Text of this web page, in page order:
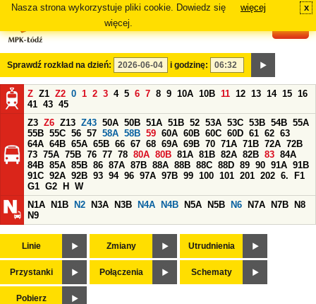
Nasza strona wykorzystuje pliki cookie. Dowiedz się
więcej.
więcej x
Sprawdź rozkład na dzień: i godzinę:
Z Z1 Z2 0 1 2 3 4 5 6 7 8 9 10A 10B 11 12 13 14 15 16
41 43 45
Z3 Z6 Z13 Z43 50A 50B 51A 51B 52 53A 53C 53B 54B 55A
55B 55C 56 57 58A 58B 59 60A 60B 60C 60D 61 62 63
64A 64B 65A 65B 66 67 68 69A 69B 70 71A 71B 72A 72B
73 75A 75B 76 77 78 80A 80B 81A 81B 82A 82B 83 84A
84B 85A 85B 86 87A 87B 88A 88B 88C 88D 89 90 91A 91B
91C 92A 92B 93 94 96 97A 97B 99 100 101 201 202 6.
F1
G1 G2 H
W
N1A
N1B N2 N3A N3B N4A N4B N5A N5B N6 N7A N7B
N8
N9
Linie Zmiany Utrudnienia
Przystanki Połączenia Schematy
Pobierz